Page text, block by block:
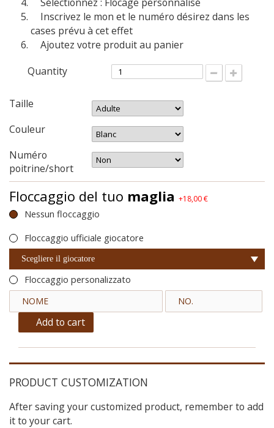
Inscrivez le mon et le numéro désirez dans les
cases prévu à cet effet
Ajoutez votre produit au panier
Quantity
Taille
Couleur
Numéro
poitrine/short
Floccaggio del tuo maglia +18,00 €
Nessun floccaggio
Floccaggio ufficiale giocatore
Scegliere il giocatore
Floccaggio personalizzato
Add to cart
PRODUCT CUSTOMIZATION
After saving your customized product, remember to add
it to your cart.